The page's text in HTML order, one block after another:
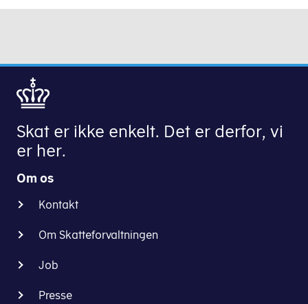
Skat er ikke enkelt. Det er derfor, vi
er her.
Om os
Kontakt
Om Skatteforvaltningen
Job
Presse